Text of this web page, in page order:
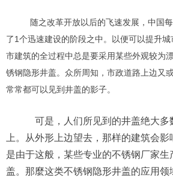
随之改革开放以后的飞速发展，中国
了1个迅速建设的阶段之中。以便可以提升
市建筑的全过程中总是要采用某些外观较为
锈钢隐形井盖。众所周知，市政道路上边又
常常都可以见到井盖的影子。
可是，人们所见到的井盖绝大多
上。从外形上边望去，那样的建筑会
是由于这般，某些专业的不锈钢厂家生
盖。那麼这类不锈钢隐形井盖的应用领